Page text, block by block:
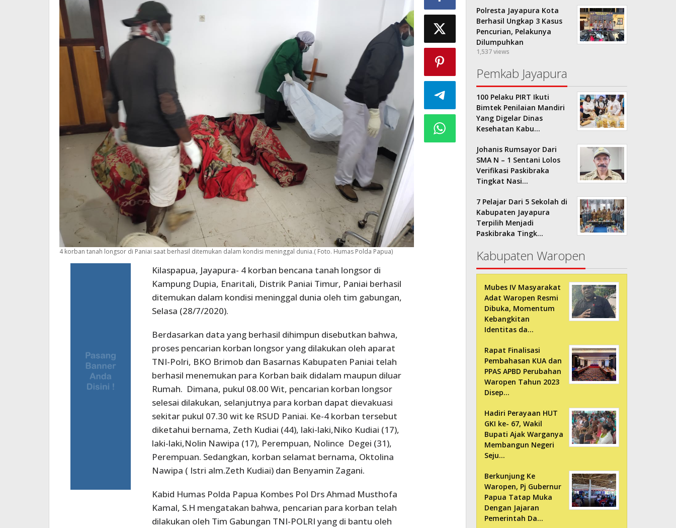
4 korban tanah longsor di Paniai saat berhasil ditemukan dalam kondisi meninggal dunia.( Foto. Humas Polda Papua)
Kilaspapua, Jayapura- 4 korban bencana tanah longsor di
Kampung Dupia, Enaritali, Distrik Paniai Timur, Paniai berhasil
ditemukan dalam kondisi meninggal dunia oleh tim gabungan,
Selasa (28/7/2020).
Berdasarkan data yang berhasil dihimpun disebutkan bahwa,
proses pencarian korban longsor yang dilakukan oleh aparat
TNI-Polri, BKO Brimob dan Basarnas Kabupaten Paniai telah
berhasil menemukan para Korban baik didalam maupun diluar
Rumah. Dimana, pukul 08.00 Wit, pencarian korban longsor
selesai dilakukan, selanjutnya para korban dapat dievakuasi
sekitar pukul 07.30 wit ke RSUD Paniai. Ke-4 korban tersebut
diketahui bernama, Zeth Kudiai (44), laki-laki,Niko Kudiai (17),
laki-laki,Nolin Nawipa (17), Perempuan, Nolince Degei (31),
Perempuan. Sedangkan, korban selamat bernama, Oktolina
Nawipa ( Istri alm.Zeth Kudiai) dan Benyamin Zagani.
Kabid Humas Polda Papua Kombes Pol Drs Ahmad Musthofa
Kamal, S.H mengatakan bahwa, pencarian para korban telah
dilakukan oleh Tim Gabungan TNI-POLRI yang di bantu oleh
Polresta Jayapura Kota
Berhasil Ungkap 3 Kasus
Pencurian, Pelakunya
Dilumpuhkan
1,537 views
Pemkab Jayapura
100 Pelaku PIRT Ikuti
Bimtek Penilaian Mandiri
Yang Digelar Dinas
Kesehatan Kabu…
Johanis Rumsayor Dari
SMA N – 1 Sentani Lolos
Verifikasi Paskibraka
Tingkat Nasi…
7 Pelajar Dari 5 Sekolah di
Kabupaten Jayapura
Terpilih Menjadi
Paskibraka Tingk…
Kabupaten Waropen
Mubes IV Masyarakat
Adat Waropen Resmi
Dibuka, Momentum
Kebangkitan
Identitas da…
Rapat Finalisasi
Pembahasan KUA dan
PPAS APBD Perubahan
Waropen Tahun 2023
Disep…
Hadiri Perayaan HUT
GKI ke- 67, Wakil
Bupati Ajak Warganya
Membangun Negeri
Seju…
Berkunjung Ke
Waropen, Pj Gubernur
Papua Tatap Muka
Dengan Jajaran
Pemerintah Da…